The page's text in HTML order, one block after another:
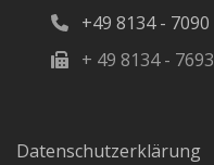
+49 8134 - 7090
+ 49 8134 - 7693
Datenschutzerklärung